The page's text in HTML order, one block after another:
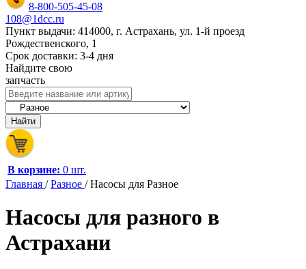
8-800-505-45-08
108@1dcc.ru
Пункт выдачи: 414000, г. Астрахань, ул. 1-й проезд
Рождественского, 1
Срок доставки: 3-4 дня
Найдите свою
запчасть
В корзине: 0 шт.
Главная /Разное /Насосы для Разное
Насосы для разного в
Астрахани